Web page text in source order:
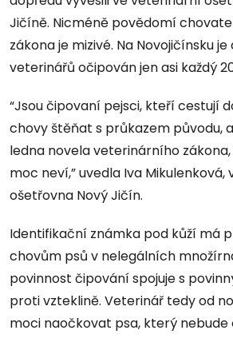
Jičíně. Nicméně povědomí
zákona je mizivé. Na Novojičínsku
veterinářů očipován jen asi každý
“Jsou čipovaní pejsci, kteří cestují
chovy štěňat s průkazem původu,
ledna novela veterinárního
moc neví,” uvedla Iva
ošetřovna Nový Jičín.
Identifikační známka pod kůží má
chovům psů v nelegálních
povinnost čipování spojuje s
proti vzteklině. Veterinář tedy od
moci naočkovat psa, který nebude